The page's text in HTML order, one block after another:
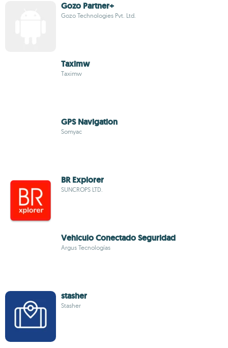
Gozo Partner+
Gozo Technologies Pvt. Ltd.
Taximw
Taximw
GPS Navigation
Somyac
BR Explorer
SUNCROPS LTD.
Vehiculo Conectado Seguridad
Argus Tecnologías
stasher
Stasher